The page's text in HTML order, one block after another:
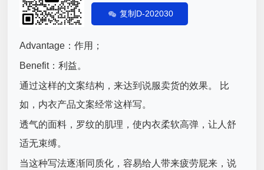
复制D-202030
Advantage：作用；
Benefit：利益。
通过这样的文案结构，来达到说服卖货的效果。 比
如，内衣产品文案经常这样写。
透气的面料，罗纹的肌理，使内衣柔软高弹，让人舒
适无束缚。
当这种写法逐渐同质化，容易给人带来疲劳屁来，说